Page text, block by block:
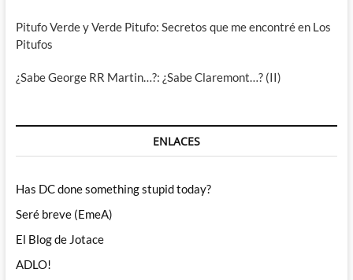
Pitufo Verde y Verde Pitufo: Secretos que me encontré en Los
Pitufos
¿Sabe George RR Martin…?: ¿Sabe Claremont…? (II)
ENLACES
Has DC done something stupid today?
Seré breve (EmeA)
El Blog de Jotace
ADLO!